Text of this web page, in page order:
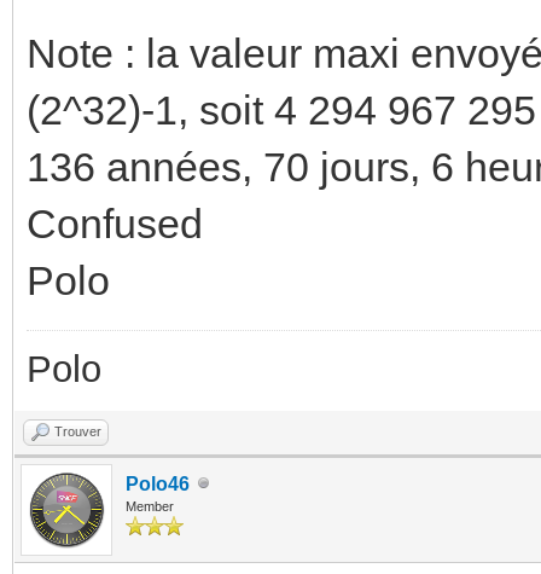
Note : la valeur maxi
(2^32)-1, soit 4 294 967
136 années, 70 jours, 6
Confused
Polo
Polo
Trouver
Polo46
Member